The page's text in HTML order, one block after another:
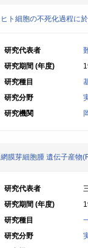
ヒト細胞の不死化過程に
研究代表者
研究期間 (年度)
研究種目
研究分野
研究機関
網膜芽細胞腫 遺伝子産物
研究代表者
研究期間 (年度)
研究種目
研究分野